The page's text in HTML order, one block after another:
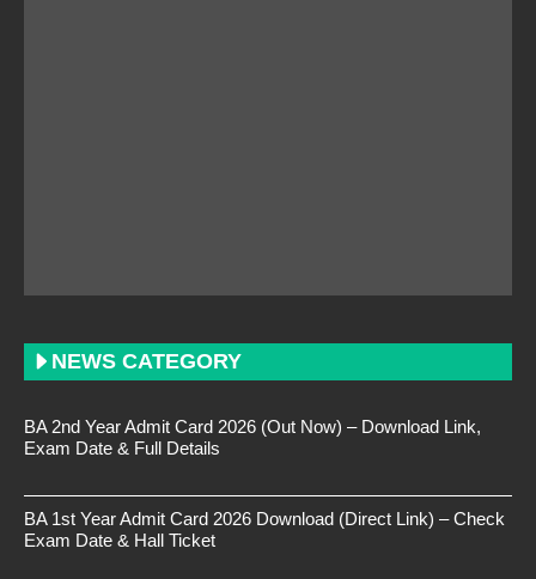
NEWS CATEGORY
BA 2nd Year Admit Card 2026 (Out Now) – Download Link,
Exam Date & Full Details
BA 1st Year Admit Card 2026 Download (Direct Link) – Check
Exam Date & Hall Ticket